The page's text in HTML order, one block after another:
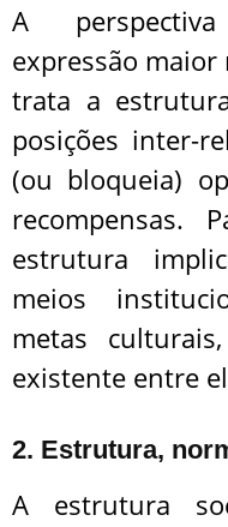
A
expressão maior
trata a
posições inter-
(ou bloqueia)
recompensas.
estrutura
meios
metas
existente entre
2. Estrutura,
A estrutura